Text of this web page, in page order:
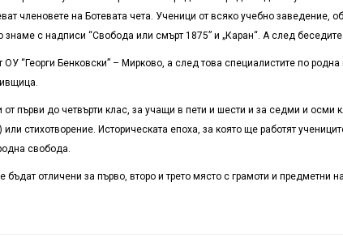
членовете на Ботевата чета. Ученици от всяко учебно заведение,
с надписи “Свобода или смърт 1875” и „Каран“. А след
“Георги Бенковски” – Мирково, а след това специалистите по
от първи до четвърти клас, за учащи в пети и шести и за седми и
стихотворение. Историческата епоха, за която ще работят
свобода.
отличени за първо, второ и трето място с грамоти и предметни